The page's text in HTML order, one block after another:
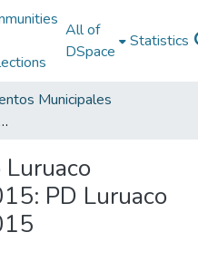
All of
DSpace
Statistics
Municipales
PD Luruaco Atlántico 2012-2015
PD Luruaco